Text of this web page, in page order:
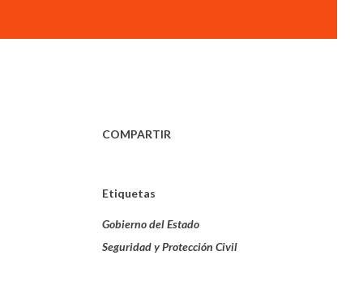
COMPARTIR
Etiquetas
Gobierno del Estado
Seguridad y Protección Civil